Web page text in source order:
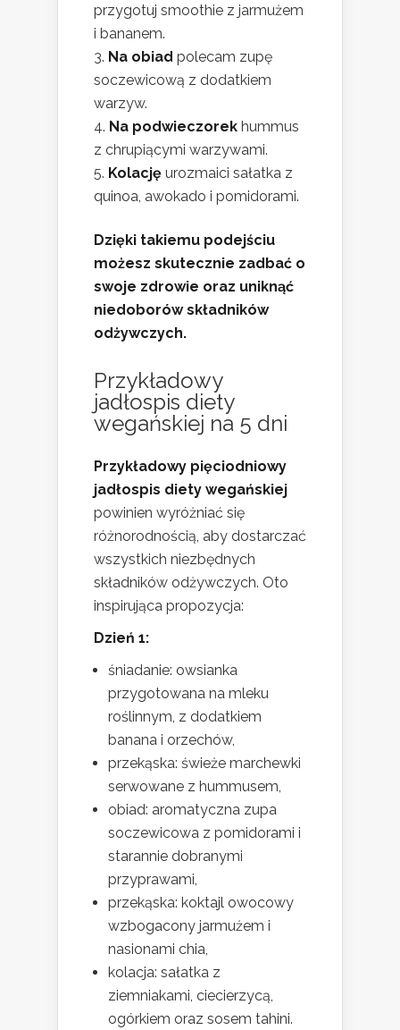
przygotuj smoothie z jarmużem
i bananem.
Na obiad polecam zupę
soczewicową z dodatkiem
warzyw.
Na podwieczorek hummus
z chrupiącymi warzywami.
Kolację urozmaici sałatka z
quinoa, awokado i pomidorami.
Dzięki takiemu podejściu
możesz skutecznie zadbać o
swoje zdrowie oraz uniknąć
niedoborów składników
odżywczych.
Przykładowy
jadłospis diety
wegańskiej na 5 dni
Przykładowy pięciodniowy
jadłospis diety wegańskiej
powinien wyróżniać się
różnorodnością, aby dostarczać
wszystkich niezbędnych
składników odżywczych. Oto
inspirująca propozycja:
Dzień 1:
śniadanie: owsianka
przygotowana na mleku
roślinnym, z dodatkiem
banana i orzechów,
przekąska: świeże marchewki
serwowane z hummusem,
obiad: aromatyczna zupa
soczewicowa z pomidorami i
starannie dobranymi
przyprawami,
przekąska: koktajl owocowy
wzbogacony jarmużem i
nasionami chia,
kolacja: sałatka z
ziemniakami, ciecierzycą,
ogórkiem oraz sosem tahini.